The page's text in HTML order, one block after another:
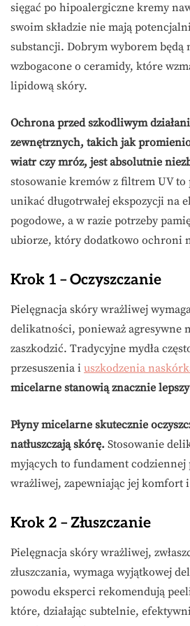
sięgać po hipoalergiczne kremy
swoim składzie nie mają
substancji. Dobrym wyborem będą
wzbogacone o ceramidy, które
lipidową skóry.
Ochrona przed szkodliwym
zewnętrznych, takich jak
wiatr czy mróz, jest absolutnie
stosowanie kremów z filtrem UV to
unikać długotrwałej ekspozycji na
pogodowe, a w razie potrzeby
ubiorze, który dodatkowo ochroni
Krok 1 – Oczyszczanie
Pielęgnacja skóry wrażliwej
delikatności, ponieważ agresywne
zaszkodzić. Tradycyjne mydła
przesuszenia i uszkodzenia
micelarne stanowią znacznie
Płyny micelarne skutecznie
natłuszczają skórę. Stosowanie
myjących to fundament codziennej
wrażliwej, zapewniając jej komfort
Krok 2 – Złuszczanie
Pielęgnacja skóry wrażliwej,
złuszczania, wymaga wyjątkowej
powodu eksperci rekomendują
które, działając subtelnie,